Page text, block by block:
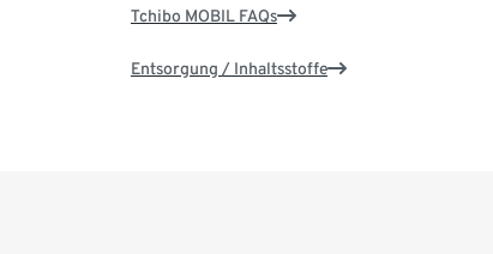
Tchibo MOBIL FAQs
Entsorgung / Inhaltsstoffe